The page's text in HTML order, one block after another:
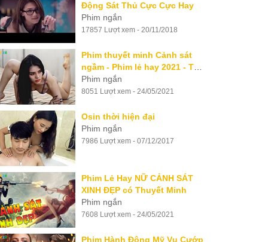
Động Sát Thủ Cực Cực Hay
Phim ngắn
17857 Lượt xem - 20/11/2018
Phim thuyết minh Cảnh sát
ngầm - Phim lẻ hay 2021 - Thể
loại phim hành động
Phim ngắn
8051 Lượt xem - 24/05/2021
Osin thời hiện đại
Phim ngắn
7986 Lượt xem - 07/12/2017
Phim Lẻ Hay NỮ CẢNH SÁT
XINH ĐẸP có Thuyết Minh
Phim ngắn
7608 Lượt xem - 24/05/2021
Phim Hành Động Mỹ Vụ Cướp